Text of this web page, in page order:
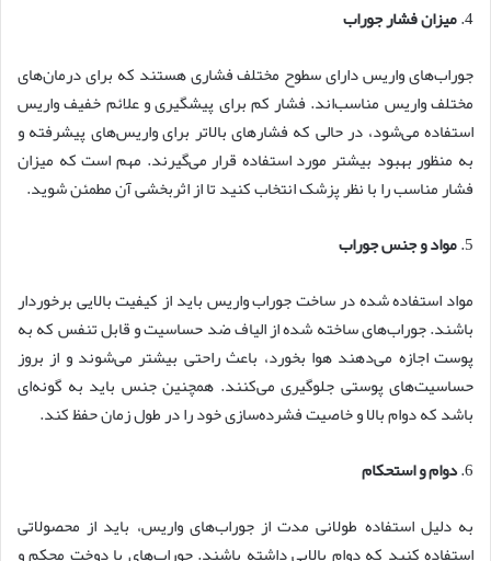
4. میزان فشار جوراب
جوراب‌های واریس دارای سطوح مختلف فشاری هستند که برای درمان‌های
مختلف واریس مناسب‌اند. فشار کم برای پیشگیری و علائم خفیف واریس
استفاده می‌شود، در حالی که فشارهای بالاتر برای واریس‌های پیشرفته و
به منظور بهبود بیشتر مورد استفاده قرار می‌گیرند. مهم است که میزان
فشار مناسب را با نظر پزشک انتخاب کنید تا از اثربخشی آن مطمئن شوید.
5. مواد و جنس جوراب
مواد استفاده شده در ساخت جوراب واریس باید از کیفیت بالایی برخوردار
باشند. جوراب‌های ساخته شده از الیاف ضد حساسیت و قابل تنفس که به
پوست اجازه می‌دهند هوا بخورد، باعث راحتی بیشتر می‌شوند و از بروز
حساسیت‌های پوستی جلوگیری می‌کنند. همچنین جنس باید به گونه‌ای
باشد که دوام بالا و خاصیت فشرده‌سازی خود را در طول زمان حفظ کند.
6. دوام و استحکام
به دلیل استفاده طولانی مدت از جوراب‌های واریس، باید از محصولاتی
استفاده کنید که دوام بالایی داشته باشند. جوراب‌های با دوخت محکم و